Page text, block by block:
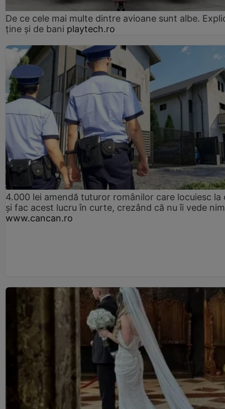
De ce cele mai multe dintre avioane sunt albe.
ține și de bani playtech.ro
4.000 lei amendă tuturor românilor care locuiesc la
și fac acest lucru în curte, crezând că nu îi vede
www.cancan.ro